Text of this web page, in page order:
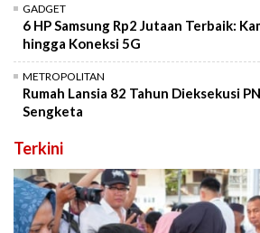
GADGET
6 HP Samsung Rp2 Jutaan Terbaik:
hingga Koneksi 5G
METROPOLITAN
Rumah Lansia 82 Tahun Dieksekusi
Sengketa
Terkini